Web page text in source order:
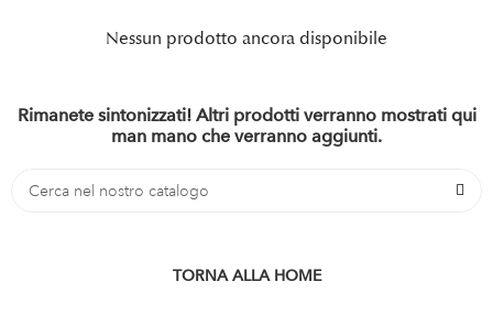
Nessun prodotto ancora disponibile
Rimanete sintonizzati! Altri prodotti verranno mostrati qui
man mano che verranno aggiunti.
TORNA ALLA HOME